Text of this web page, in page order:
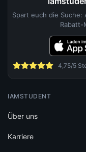
Spart euch die
Rabatt-
4,75/5
IAMSTUDENT
Über uns
Karriere